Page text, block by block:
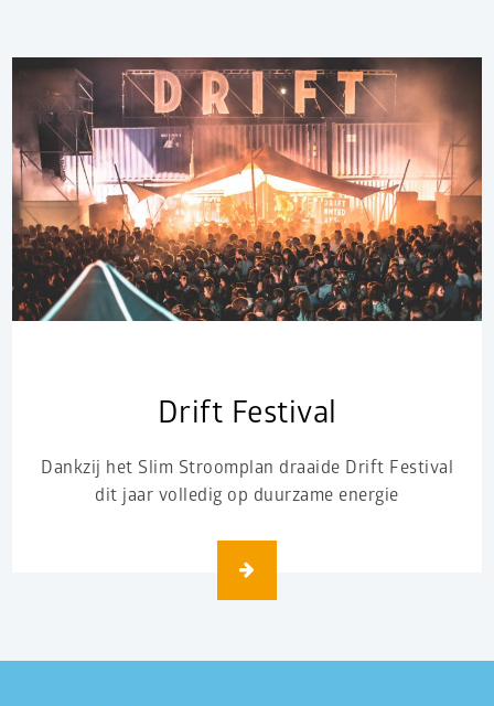
Drift Festival
Dankzij het Slim Stroomplan draaide Drift Festival
dit jaar volledig op duurzame energie